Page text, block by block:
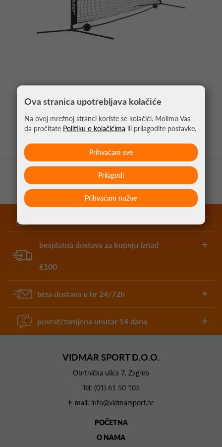
MINI TENIS MREŽA 3M
89,99 €
besplatna dostava za kupnju iznad
€100
brza dostava u hr 24/72h
povrat/zamjena unutar 14 dana
VIDMAR SPORT D.O.O.
Obrtnička ulica 7, Zagreb
Tel: (01) 61 50 105
E-mail: info@vidmarsport.hr
POČETNA
O NAMA
Ova stranica upotrebljava kolačiće
Na ovoj mrežnoj stranci koriste se kolačići. Molimo Vas
da pročitate Politiku o kolačićima ili prilagodite postavke.
Prihvaćam nužne
Prilagodi
Prihvaćam sve